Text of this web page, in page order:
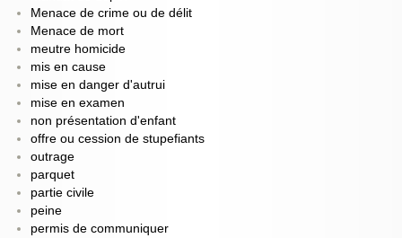
Menace de crime ou de délit
Menace de mort
meutre homicide
mis en cause
mise en danger d'autrui
mise en examen
non présentation d'enfant
offre ou cession de stupefiants
outrage
parquet
partie civile
peine
permis de communiquer